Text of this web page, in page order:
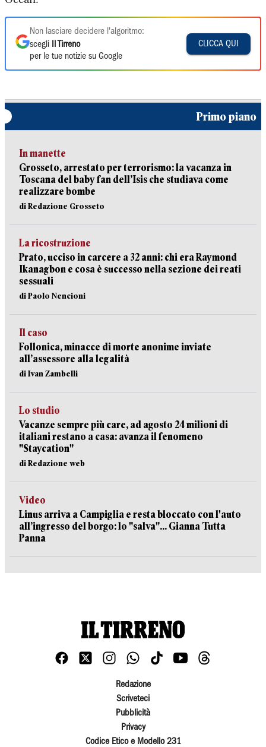
Non lasciare decidere l'algoritmo:
scegli
Il Tirreno
per le tue notizie su Google
CLICCA QUI
Primo piano
In manette
Grosseto, arrestato per terrorismo: la vacanza in
Toscana del baby fan dell’Isis che studiava come
realizzare bombe
di Redazione Grosseto
La ricostruzione
Prato, ucciso in carcere a 32 anni: chi era Raymond
Ikanagbon e cosa è successo nella sezione dei reati
sessuali
di Paolo Nencioni
Il caso
Follonica, minacce di morte anonime inviate
all’assessore alla legalità
di Ivan Zambelli
Lo studio
Vacanze sempre più care, ad agosto 24 milioni di
italiani restano a casa: avanza il fenomeno
"Staycation"
di Redazione web
Video
Linus arriva a Campiglia e resta bloccato con l'auto
all’ingresso del borgo: lo "salva"... Gianna Tutta
Panna
Redazione
Scriveteci
Pubblicità
Privacy
Codice Etico e Modello 231